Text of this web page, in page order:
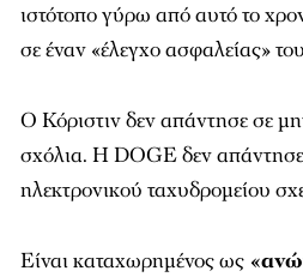
ιστότοπο γύρω από αυτό το
σε έναν «έλεγχο ασφαλείας»
Ο Κόριστιν δεν απάντησε σε
σχόλια. Η DOGE δεν
ηλεκτρονικού ταχυδρομείου
Είναι καταχωρημένος ως